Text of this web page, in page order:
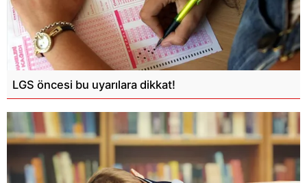
LGS öncesi bu uyarılara dikkat!